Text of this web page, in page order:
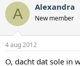
A Alexandra
New member
4 aug 2012
O, dacht dat sole in